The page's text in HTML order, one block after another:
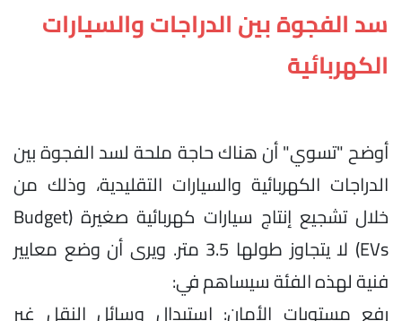
سد الفجوة بين الدراجات والسيارات
الكهربائية
أوضح "تسوي" أن هناك حاجة ملحة لسد الفجوة بين
الدراجات الكهربائية والسيارات التقليدية، وذلك من
خلال تشجيع إنتاج سيارات كهربائية صغيرة (Budget
EVs) لا يتجاوز طولها 3.5 متر. ويرى أن وضع معايير
فنية لهذه الفئة سيساهم في:
رفع مستويات الأمان: استبدال وسائل النقل غير